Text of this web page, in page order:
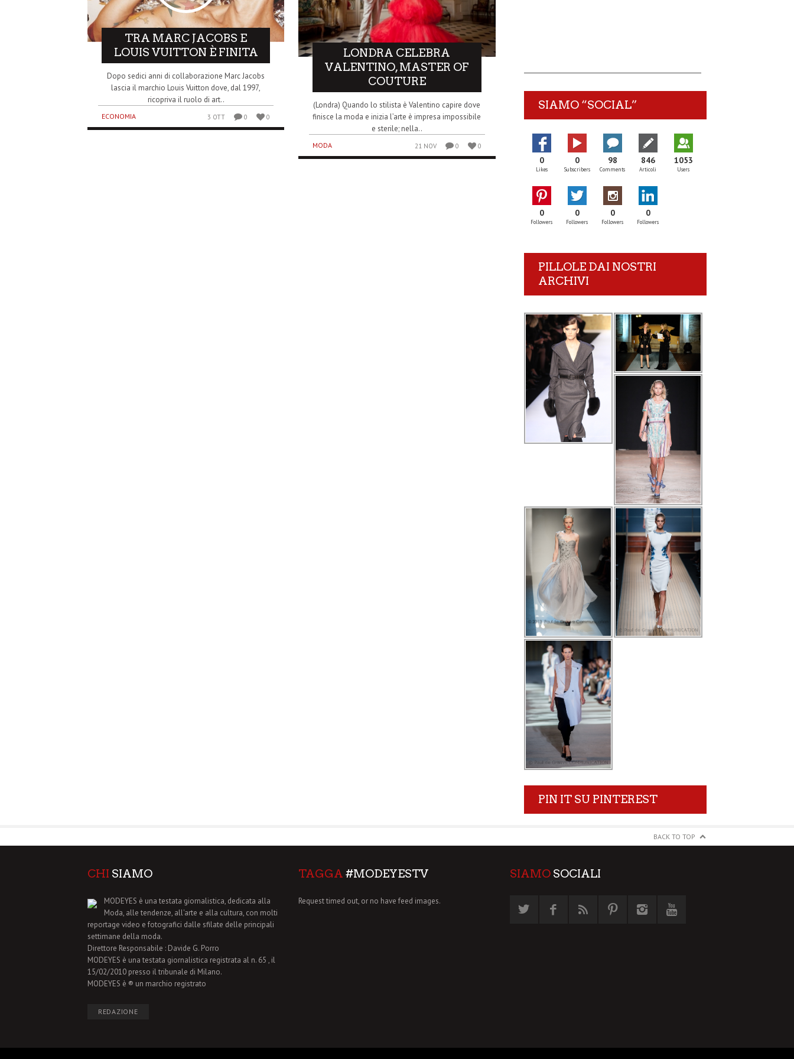
TRA MARC JACOBS E
LOUIS VUITTON È FINITA
Dopo sedici anni di collaborazione Marc Jacobs
lascia il marchio Louis Vuitton dove, dal 1997,
ricopriva il ruolo di art..
ECONOMIA 3 OTT 0 0
LONDRA CELEBRA
VALENTINO, MASTER OF
COUTURE
(Londra) Quando lo stilista è Valentino capire dove
finisce la moda e inizia l’arte è impresa impossibile
e sterile; nella..
MODA 21 NOV 0 0
SIAMO “SOCIAL”
0
Likes
0
Subscribers
98
Comments
846
Articoli
1053
Users
0
Followers
0
Followers
0
Followers
0
Followers
PILLOLE DAI NOSTRI
ARCHIVI
PIN IT SU PINTEREST
BACK TO TOP
CHI SIAMO
MODEYES è una testata giornalistica, dedicata alla
Moda, alle tendenze, all'arte e alla cultura, con molti
reportage video e fotografici dalle sfilate delle principali
settimane della moda.
Direttore Responsabile : Davide G. Porro
MODEYES è una testata giornalistica registrata al n. 65 , il
15/02/2010 presso il tribunale di Milano.
MODEYES è ® un marchio registrato
REDAZIONE
TAGGA #MODEYESTV
Request timed out, or no have feed images.
SIAMOSOCIALI